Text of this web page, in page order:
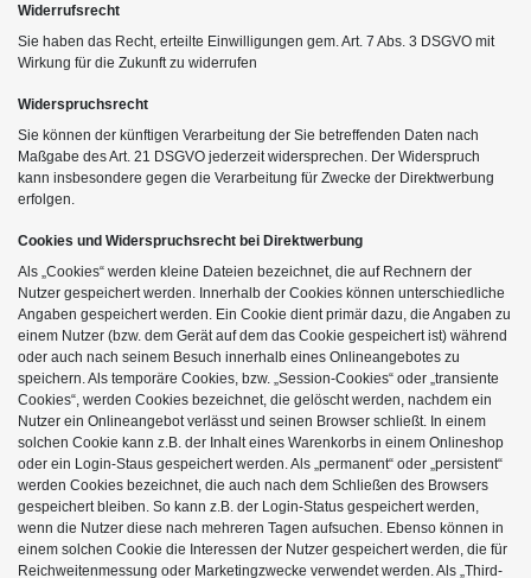
Widerrufsrecht
Sie haben das Recht, erteilte Einwilligungen gem. Art. 7 Abs. 3 DSGVO mit
Wirkung für die Zukunft zu widerrufen
Widerspruchsrecht
Sie können der künftigen Verarbeitung der Sie betreffenden Daten nach
Maßgabe des Art. 21 DSGVO jederzeit widersprechen. Der Widerspruch
kann insbesondere gegen die Verarbeitung für Zwecke der Direktwerbung
erfolgen.
Cookies und Widerspruchsrecht bei Direktwerbung
Als „Cookies“ werden kleine Dateien bezeichnet, die auf Rechnern der
Nutzer gespeichert werden. Innerhalb der Cookies können unterschiedliche
Angaben gespeichert werden. Ein Cookie dient primär dazu, die Angaben zu
einem Nutzer (bzw. dem Gerät auf dem das Cookie gespeichert ist) während
oder auch nach seinem Besuch innerhalb eines Onlineangebotes zu
speichern. Als temporäre Cookies, bzw. „Session-Cookies“ oder „transiente
Cookies“, werden Cookies bezeichnet, die gelöscht werden, nachdem ein
Nutzer ein Onlineangebot verlässt und seinen Browser schließt. In einem
solchen Cookie kann z.B. der Inhalt eines Warenkorbs in einem Onlineshop
oder ein Login-Staus gespeichert werden. Als „permanent“ oder „persistent“
werden Cookies bezeichnet, die auch nach dem Schließen des Browsers
gespeichert bleiben. So kann z.B. der Login-Status gespeichert werden,
wenn die Nutzer diese nach mehreren Tagen aufsuchen. Ebenso können in
einem solchen Cookie die Interessen der Nutzer gespeichert werden, die für
Reichweitenmessung oder Marketingzwecke verwendet werden. Als „Third-